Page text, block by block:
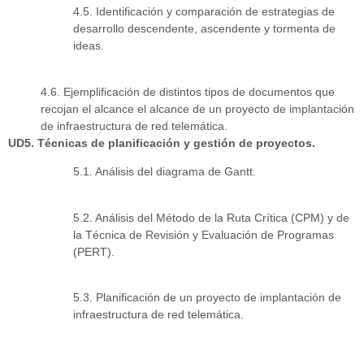
4.5. Identificación y comparación de estrategias de
desarrollo descendente, ascendente y tormenta de
ideas.
4.6. Ejemplificación de distintos tipos de documentos que
recojan el alcance el alcance de un proyecto de implantación
de infraestructura de red telemática.
UD5. Técnicas de planificación y gestión de proyectos.
5.1. Análisis del diagrama de Gantt.
5.2. Análisis del Método de la Ruta Crítica (CPM) y de
la Técnica de Revisión y Evaluación de Programas
(PERT).
5.3. Planificación de un proyecto de implantación de
infraestructura de red telemática.